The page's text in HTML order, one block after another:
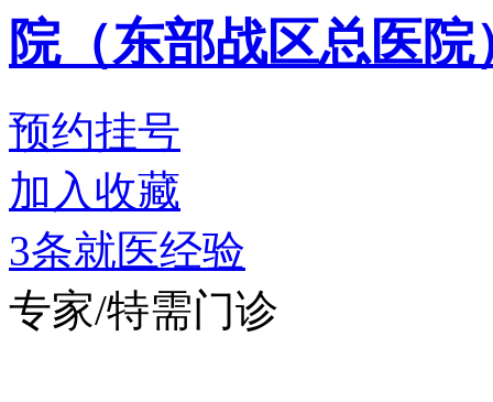
院（东部战区总医院
预约挂号
加入收藏
3条就医经验
专家/特需门诊